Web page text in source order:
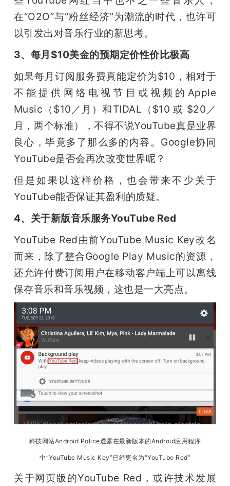
在“O2O”与“粉丝经济”为潮流的时代，也许可
以引发出对音乐行业的新思考。
3、每月$10美金的预期定价性价比极高
如果每月订阅服务费真能定价为$10，相对于
不能提供网络电视节目或视频的Apple
Music（$10／月）和TIDAL（$10 或 $20／
月，两个标准），不得不说YouTube真是业界
良心，毕竟多了那么多的内容。Google协同
YouTube是否会再次改变世界呢？
但是如果以这样价格，也会带来不少关于
YouTube能否保证其盈利的质疑。
4、关于新版音乐服务YouTube Red
YouTube Red由前YouTube Music Key改名
而来，除了整合Google Play Music的资源，
还允许付费订阅用户在移动客户端上可以离线
保存音乐和音乐视频，这也是一大亮点。
科技网站Android Police透露在最新版本的Android应用程序
中“YouTube Music Key”已经更名为“YouTube Red”
关于网页版的YouTube Red，或许技术发展